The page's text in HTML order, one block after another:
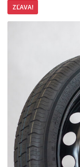
ZĽAVA!